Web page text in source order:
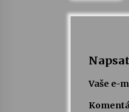
Vaše e-